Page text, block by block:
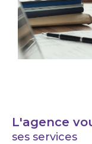
L'agence
ses services